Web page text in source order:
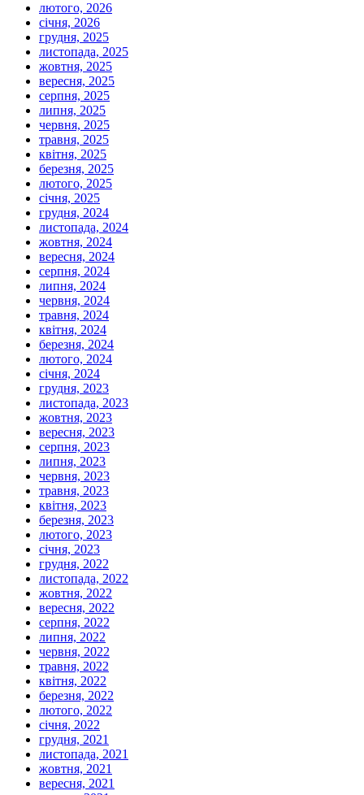
лютого, 2026
січня, 2026
грудня, 2025
листопада, 2025
жовтня, 2025
вересня, 2025
серпня, 2025
липня, 2025
червня, 2025
травня, 2025
квітня, 2025
березня, 2025
лютого, 2025
січня, 2025
грудня, 2024
листопада, 2024
жовтня, 2024
вересня, 2024
серпня, 2024
липня, 2024
червня, 2024
травня, 2024
квітня, 2024
березня, 2024
лютого, 2024
січня, 2024
грудня, 2023
листопада, 2023
жовтня, 2023
вересня, 2023
серпня, 2023
липня, 2023
червня, 2023
травня, 2023
квітня, 2023
березня, 2023
лютого, 2023
січня, 2023
грудня, 2022
листопада, 2022
жовтня, 2022
вересня, 2022
серпня, 2022
липня, 2022
червня, 2022
травня, 2022
квітня, 2022
березня, 2022
лютого, 2022
січня, 2022
грудня, 2021
листопада, 2021
жовтня, 2021
вересня, 2021